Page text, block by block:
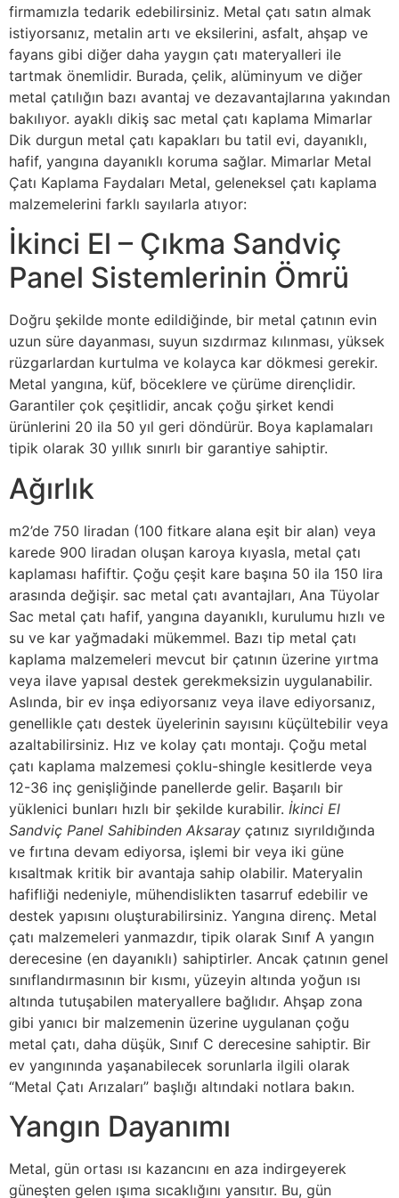
firmamızla tedarik edebilirsiniz. Metal çatı satın almak
istiyorsanız, metalin artı ve eksilerini, asfalt, ahşap ve
fayans gibi diğer daha yaygın çatı materyalleri ile
tartmak önemlidir. Burada, çelik, alüminyum ve diğer
metal çatılığın bazı avantaj ve dezavantajlarına yakından
bakılıyor. ayaklı dikiş sac metal çatı kaplama Mimarlar
Dik durgun metal çatı kapakları bu tatil evi, dayanıklı,
hafif, yangına dayanıklı koruma sağlar. Mimarlar Metal
Çatı Kaplama Faydaları Metal, geleneksel çatı kaplama
malzemelerini farklı sayılarla atıyor:
İkinci El – Çıkma Sandviç
Panel Sistemlerinin Ömrü
Doğru şekilde monte edildiğinde, bir metal çatının evin
uzun süre dayanması, suyun sızdırmaz kılınması, yüksek
rüzgarlardan kurtulma ve kolayca kar dökmesi gerekir.
Metal yangına, küf, böceklere ve çürüme dirençlidir.
Garantiler çok çeşitlidir, ancak çoğu şirket kendi
ürünlerini 20 ila 50 yıl geri döndürür. Boya kaplamaları
tipik olarak 30 yıllık sınırlı bir garantiye sahiptir.
Ağırlık
m2’de 750 liradan (100 fitkare alana eşit bir alan) veya
karede 900 liradan oluşan karoya kıyasla, metal çatı
kaplaması hafiftir. Çoğu çeşit kare başına 50 ila 150 lira
arasında değişir. sac metal çatı avantajları, Ana Tüyolar
Sac metal çatı hafif, yangına dayanıklı, kurulumu hızlı ve
su ve kar yağmadaki mükemmel. Bazı tip metal çatı
kaplama malzemeleri mevcut bir çatının üzerine yırtma
veya ilave yapısal destek gerekmeksizin uygulanabilir.
Aslında, bir ev inşa ediyorsanız veya ilave ediyorsanız,
genellikle çatı destek üyelerinin sayısını küçültebilir veya
azaltabilirsiniz. Hız ve kolay çatı montajı. Çoğu metal
çatı kaplama malzemesi çoklu-shingle kesitlerde veya
12-36 inç genişliğinde panellerde gelir. Başarılı bir
yüklenici bunları hızlı bir şekilde kurabilir. İkinci El
Sandviç Panel Sahibinden Aksaray çatınız sıyrıldığında
ve fırtına devam ediyorsa, işlemi bir veya iki güne
kısaltmak kritik bir avantaja sahip olabilir. Materyalin
hafifliği nedeniyle, mühendislikten tasarruf edebilir ve
destek yapısını oluşturabilirsiniz. Yangına direnç. Metal
çatı malzemeleri yanmazdır, tipik olarak Sınıf A yangın
derecesine (en dayanıklı) sahiptirler. Ancak çatının genel
sınıflandırmasının bir kısmı, yüzeyin altında yoğun ısı
altında tutuşabilen materyallere bağlıdır. Ahşap zona
gibi yanıcı bir malzemenin üzerine uygulanan çoğu
metal çatı, daha düşük, Sınıf C derecesine sahiptir. Bir
ev yangınında yaşanabilecek sorunlarla ilgili olarak
“Metal Çatı Arızaları” başlığı altındaki notlara bakın.
Yangın Dayanımı
Metal, gün ortası ısı kazancını en aza indirgeyerek
güneşten gelen ışıma sıcaklığını yansıtır. Bu, gün